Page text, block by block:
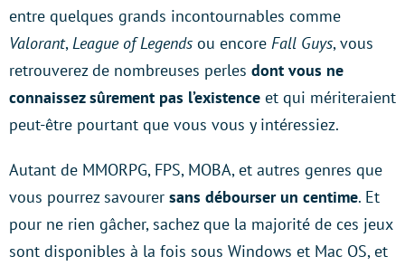
entre quelques grands incontournables comme
Valorant,League of Legends ou encore Fall Guys, vous
retrouverez de nombreuses perles dont vous ne
connaissez sûrement pas l’existence et qui mériteraient
peut-être pourtant que vous vous y intéressiez.
Autant de MMORPG, FPS, MOBA, et autres genres que
vous pourrez savourer sans débourser un centime. Et
pour ne rien gâcher, sachez que la majorité de ces jeux
sont disponibles à la fois sous Windows et Mac OS, et